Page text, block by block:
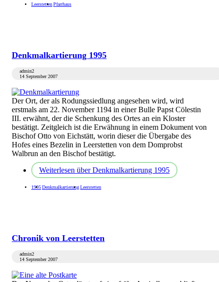
LeerstettenPfarrhaus
Denkmalkartierung 1995
admin2
14 September 2007
Der Ort, der als Rodungssiedlung angesehen wird, wird
erstmals am 22. November 1194 in einer Bulle Papst Cölestin
III. erwähnt, der die Schenkung des Ortes an ein Kloster
bestätigt. Zeitgleich ist die Erwähnung in einem Dokument von
Bischof Otto von Eichstätt, worin dieser die Übergabe des
Hofes eines Bezelin in Leerstetten von dem Domprobst
Walbrun an den Bischof bestätigt.
Weiterlesen über Denkmalkartierung 1995
1995DenkmalkartierungLeerstetten
Chronik von Leerstetten
admin2
14 September 2007